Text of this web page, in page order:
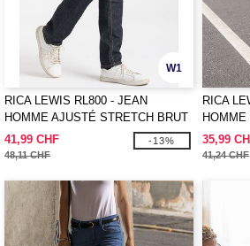
W1
RICA LEWIS RL800 - JEAN
HOMME AJUSTÉ STRETCH BRUT
41,99 CHF
48,11 CHF
-13%
RICA
35,99
41,24 CHF